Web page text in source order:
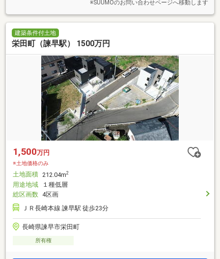
※SUUMOのお問い合わせページへ移動します
建築条件付土地
栄田町（諫早駅） 1500万円
1,500万円
※土地価格のみ
土地面積 212.04m2
用途地域
１種低層
総区画数 4区画
ＪＲ長崎本線 諫早駅 徒歩23分
長崎県諫早市栄田町
所有権